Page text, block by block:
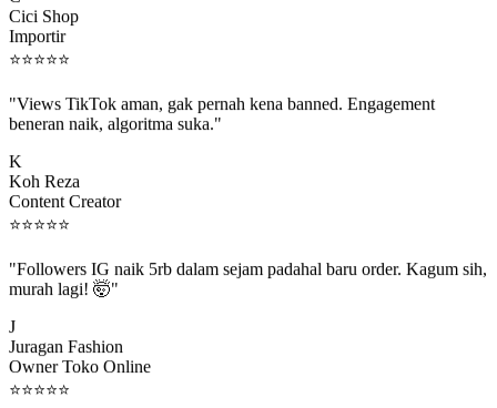
Importir
⭐⭐⭐⭐⭐
beneran naik, algoritma suka."
Koh Reza
Content Creator
⭐⭐⭐⭐⭐
murah lagi! 🤯"
Juragan Fashion
Owner Toko Online
⭐⭐⭐⭐⭐